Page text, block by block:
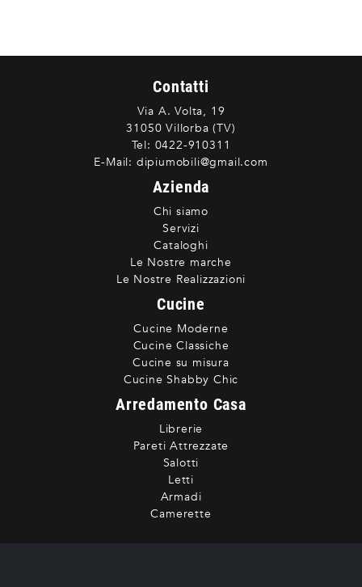
Contatti
Via A. Volta, 19
31050 Villorba (TV)
Tel: 0422-910311
E-Mail: dipiumobili@gmail.com
Azienda
Chi siamo
Servizi
Cataloghi
Le Nostre marche
Le Nostre Realizzazioni
Cucine
Cucine Moderne
Cucine Classiche
Cucine su misura
Cucine Shabby Chic
Arredamento Casa
Librerie
Pareti Attrezzate
Salotti
Letti
Armadi
Camerette